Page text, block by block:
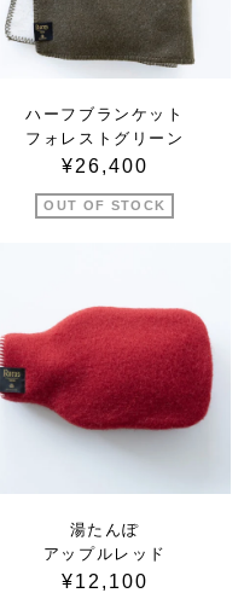
ハーフブランケット
フォレストグリーン
¥26,400
OUT OF STOCK
湯たんぽ
アップルレッド
¥12,100